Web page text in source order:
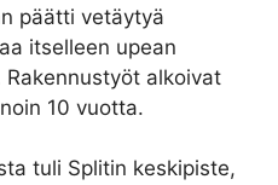
päätti vetäytyä
itselleen upean
alkoivat
10 vuotta.
tuli Splitin keskipiste,